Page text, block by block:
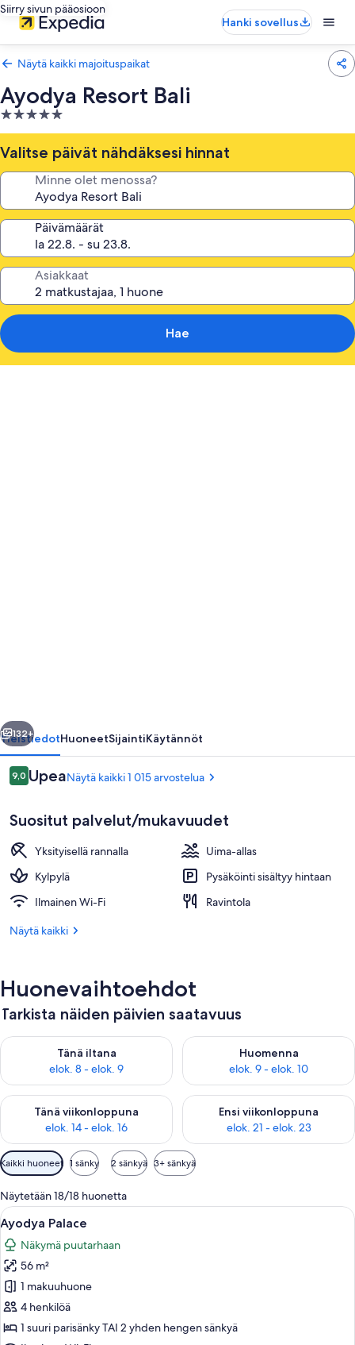
Siirry sivun pääosioon
Hanki sovellus
Näytä kaikki majoituspaikat
Ayodya Resort Bali
5.0
tähden
majoituspaikka
Valitse päivät nähdäksesi hinnat
Minne olet menossa?
Päivämäärät
Asiakkaat
Hae
3 ulkouima-allasta avoinna
Seuraava
132+
YleistiedotHuoneetSijaintiKäytännöt
Arvostelut
9,09,0 kautta 10.
UpeaNäytä kaikki 1 015 arvostelua
Suositut palvelut/mukavuudet
Yksityisellä rannalla
Uima-allas
Kylpylä
Pysäköinti sisältyy hintaan
Ilmainen Wi-Fi
Ravintola
Näytä kaikki
Huonevaihtoehdot
Tarkista näiden päivien saatavuus
Tänä iltana
elok. 8 - elok. 9
Tarkista tämän illan saatavuus elok. 8 - elok. 9
Huomenna
elok. 9 - elok. 10
Tarkista huomisen saatavuus
Tänä viikonloppuna
elok. 14 - elok. 16
Tarkista tämän viikonlopun saatavuus elok. 14 - elok. 16
Ensi viikonloppuna
elok. 21 - elok. 23
Tarkista ensi viikonlopun
Huoneille
saatavilla
olevia
suodattimia
Kaikki huoneet 1 sänky 2 sänkyä 3+ sänkyä
Näytetään 18/18 huonetta
Avaa
kaikki
huonetyypin
Ayodya
Palace
kuvat
Tilava makuuhuone, jossa on suuri
14
Ayodya Palace
Näkymä puutarhaan
56 m²
1 makuuhuone
4 henkilöä
1 suuri parisänky TAI 2 yhden hengen sänkyä